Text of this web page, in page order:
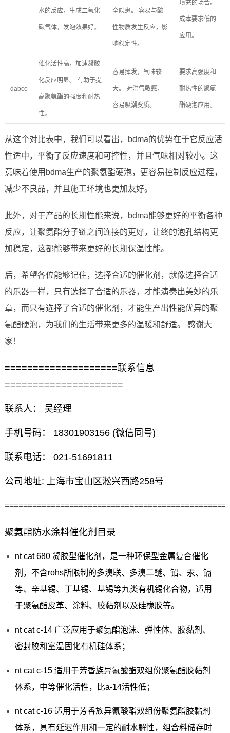
水的反应，生成二氧化
碳气体，发泡效果好。
全隐患。 容易与酸
性物质发生反应，影
响稳定性。
填充的场合。
成本要求低的
应用。
dabco
催化活性高，加速凝胶
化反应明显。 有助于提
高聚氨酯的强度和耐热
性。
容易挥发，气味较
大。 对湿气敏感，
容易吸潮变质。
要求高强度和
耐热性的聚氨
酯硬泡应用。
从这个对比表中，我们可以看出，bdma的优势在于它反应活
性适中，平衡了反应速度和可控性，并且气味相对较小。这
意味着使用bdma生产的聚氨酯硬泡，更容易控制反应过程，
减少不良品，并且施工环境也更加友好。
此外，对于产品的长期性能来说，bdma能够更好的平衡各种
反应，让聚氨酯分子链之间连接的更好，让终的泡孔结构更
加稳定，这都能够带来更好的长期保温性能。
后，希望各位能够记住，选择合适的催化剂，就像选择合适
的乐器一样，只有选择了合适的乐器，才能演奏出美妙的乐
章，而只有选择了合适的催化剂，才能生产出性能优异的聚
氨酯硬泡，为我们的生活带来更多的温暖和舒适。 感谢大
家！
====================联系信息
=====================
联系人： 吴经理
手机号码： 18301903156 (微信同号)
联系电话： 021-51691811
公司地址: 上海市宝山区淞兴西路258号
聚氨酯防水涂料催化剂目录
nt cat 680 凝胶型催化剂，是一种环保型金属复合催化
剂，不含rohs所限制的多溴联、多溴二醚、铅、汞、镉
等、辛基锡、丁基锡、基锡等九类有机锡化合物，适用
于聚氨酯皮革、涂料、胶黏剂以及硅橡胶等。
nt cat c-14 广泛应用于聚氨酯泡沫、弹性体、胶黏剂、
密封胶和室温固化有机硅体系；
nt cat c-15 适用于芳香族异氰酸酯双组份聚氨酯胶黏剂
体系，中等催化活性，比a-14活性低；
nt cat c-16 适用于芳香族异氰酸酯双组份聚氨酯胶黏剂
体系，具有延迟作用和一定的耐水解性，组合料储存时